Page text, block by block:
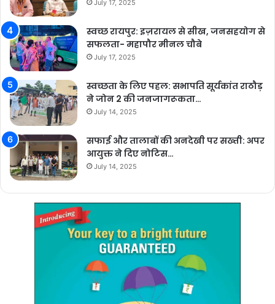
July 17, 2025
स्वच्छ रायपुर: इज़रायल से सीख, जनसहयोग से
सफलता- महापौर मीनल चौबे
July 17, 2025
स्वच्छता के लिए पहल: सभापति सूर्यकांत राठौड़
ने जोन 2 की जनजागरूकता…
July 14, 2025
सफाई और तालाबों की अनदेखी पर सख्ती: अपर
आयुक्त ने दिए नोटिस…
July 14, 2025